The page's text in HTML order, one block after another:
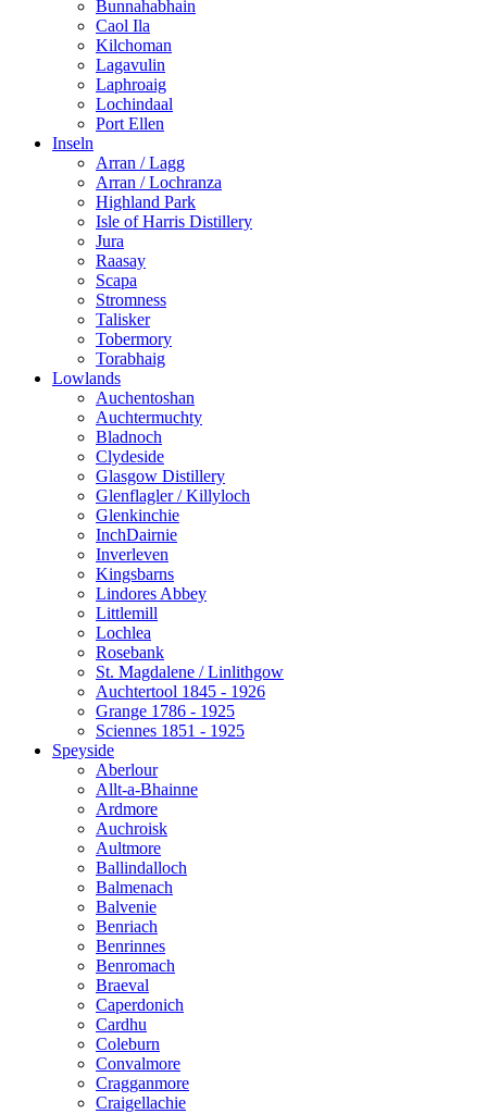
Bunnahabhain
Caol Ila
Kilchoman
Lagavulin
Laphroaig
Lochindaal
Port Ellen
Inseln
Arran / Lagg
Arran / Lochranza
Highland Park
Isle of Harris Distillery
Jura
Raasay
Scapa
Stromness
Talisker
Tobermory
Torabhaig
Lowlands
Auchentoshan
Auchtermuchty
Bladnoch
Clydeside
Glasgow Distillery
Glenflagler / Killyloch
Glenkinchie
InchDairnie
Inverleven
Kingsbarns
Lindores Abbey
Littlemill
Lochlea
Rosebank
St. Magdalene / Linlithgow
Auchtertool 1845 - 1926
Grange 1786 - 1925
Sciennes 1851 - 1925
Speyside
Aberlour
Allt-a-Bhainne
Ardmore
Auchroisk
Aultmore
Ballindalloch
Balmenach
Balvenie
Benriach
Benrinnes
Benromach
Braeval
Caperdonich
Cardhu
Coleburn
Convalmore
Cragganmore
Craigellachie